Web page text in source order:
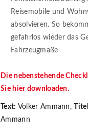
Reisemobile und
absolvieren. So
gefahrlos wieder das
Fahrzeugmaße
Die nebenstehende
Sie hier downloaden.
Text: Volker Ammann,
Ammann